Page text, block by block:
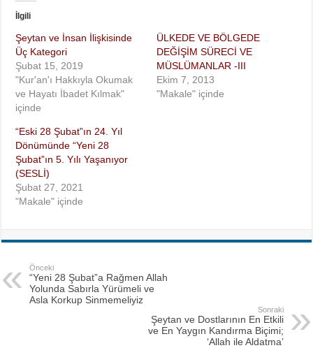
İlgili
Şeytan ve İnsan İlişkisinde
Üç Kategori
Şubat 15, 2019
"Kur'an'ı Hakkıyla Okumak
ve Hayatı İbadet Kılmak"
içinde
ÜLKEDE VE BÖLGEDE
DEĞİŞİM SÜRECİ VE
MÜSLÜMANLAR -III
Ekim 7, 2013
"Makale" içinde
“Eski 28 Şubat”ın 24. Yıl
Dönümünde “Yeni 28
Şubat”ın 5. Yılı Yaşanıyor
(SESLİ)
Şubat 27, 2021
"Makale" içinde
Önceki
“Yeni 28 Şubat”a Rağmen Allah
Yolunda Sabırla Yürümeli ve
Asla Korkup Sinmemeliyiz
Sonraki
Şeytan ve Dostlarının En Etkili
ve En Yaygın Kandırma Biçimi;
‘Allah ile Aldatma’